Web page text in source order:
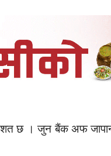
छ । जुन बैंक अफ